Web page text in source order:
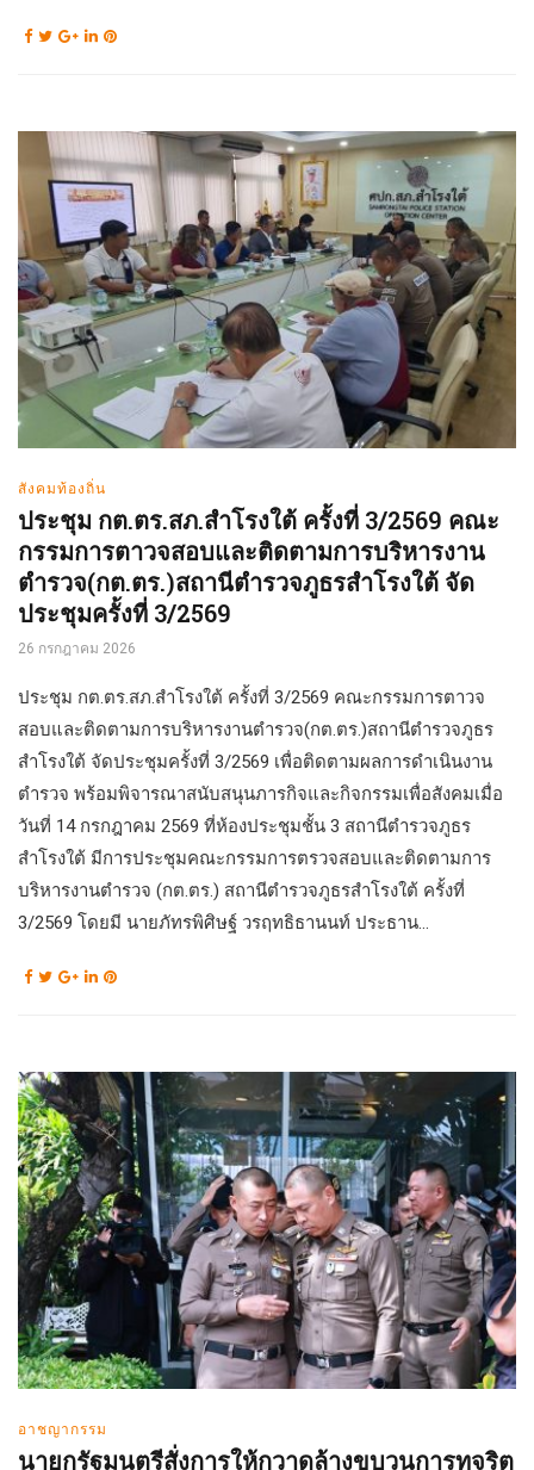
สังคมท้องถิ่น
ประชุม กต.ตร.สภ.สำโรงใต้ ครั้งที่ 3/2569 คณะ
กรรมการตาวจสอบและติดตามการบริหารงาน
ตำรวจ(กต.ตร.)สถานีตำรวจภูธรสำโรงใต้ จัด
ประชุมครั้งที่ 3/2569
26 กรกฎาคม 2026
ประชุม กต.ตร.สภ.สำโรงใต้ ครั้งที่ 3/2569 คณะกรรมการตาวจ
สอบและติดตามการบริหารงานตำรวจ(กต.ตร.)สถานีตำรวจภูธร
สำโรงใต้ จัดประชุมครั้งที่ 3/2569 เพื่อติดตามผลการดำเนินงาน
ตำรวจ พร้อมพิจารณาสนับสนุนภารกิจและกิจกรรมเพื่อสังคมเมื่อ
วันที่ 14 กรกฎาคม 2569 ที่ห้องประชุมชั้น 3 สถานีตำรวจภูธร
สำโรงใต้ มีการประชุมคณะกรรมการตรวจสอบและติดตามการ
บริหารงานตำรวจ (กต.ตร.) สถานีตำรวจภูธรสำโรงใต้ ครั้งที่
3/2569 โดยมี นายภัทรพิศิษฐ์ วรฤทธิธานนท์ ประธาน...
อาชญากรรม
นายกรัฐมนตรีสั่งการให้กวาดล้างขบวนการทุจริต